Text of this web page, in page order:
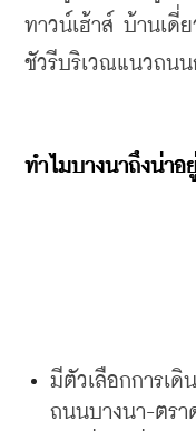
ทาวน์เฮ้าส์ บ้านเดี่ย
ชัวรีบริเวณแนวถน
ทำไมบางนาถึงน่าอ
มีตัวเลือกการเดิ
ถนนบางนา-ตรา